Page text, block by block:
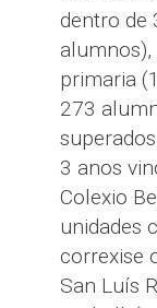
dentro de
primaria
273
3 anos
Colexio
unidades
correxise
San Luís